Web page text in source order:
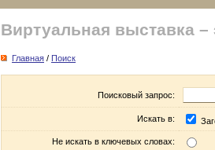
Виртуальная выставка –
Главная / Поиск
Поисковый запрос:
Искать в:
Не искать в ключевых словах: